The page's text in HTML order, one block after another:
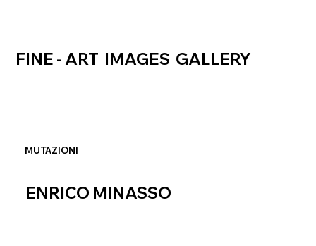
FINE - ART IMAGES GALLERY
MUTAZIONI
ENRICO MINASSO